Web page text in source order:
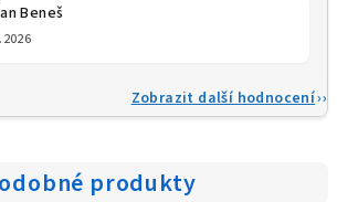
Beneš
Zobrazit další hodnocení
produkty